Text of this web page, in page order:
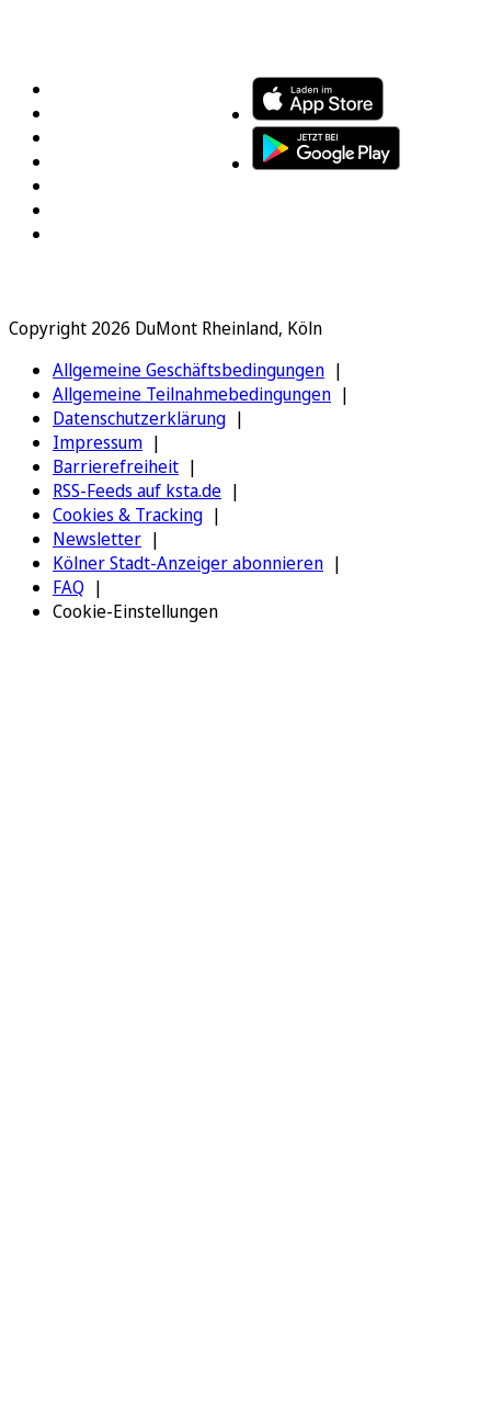
Copyright 2026 DuMont Rheinland, Köln
Allgemeine Geschäftsbedingungen
Allgemeine Teilnahmebedingungen
Datenschutzerklärung
Impressum
Barrierefreiheit
RSS-Feeds auf ksta.de
Cookies & Tracking
Newsletter
Kölner Stadt-Anzeiger abonnieren
FAQ
Cookie-Einstellungen